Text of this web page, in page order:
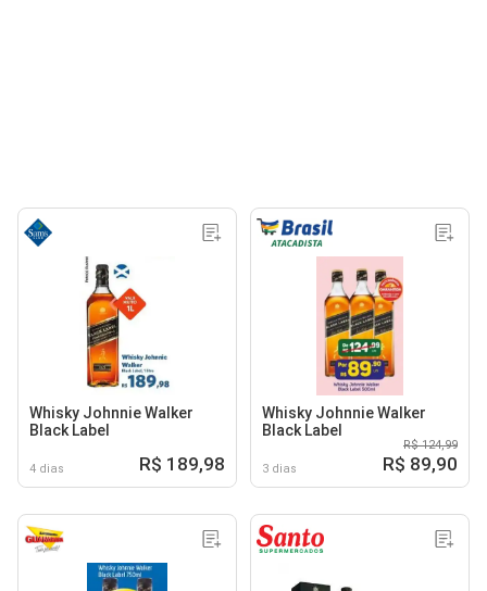
Whisky Johnnie Walker
Black Label
4 dias R$ 189,98
Whisky Johnnie Walker
Black Label
3 dias
R$ 124,99
R$ 89,90